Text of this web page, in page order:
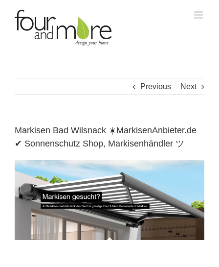
content
Previous Next
Markisen Bad Wilsnack ☀️MarkisenAnbieter.de
✔ Sonnenschutz Shop, Markisenhändler ツ